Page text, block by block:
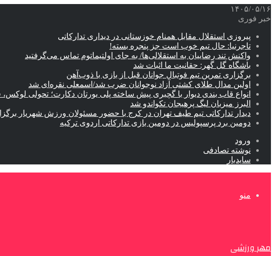
۱۴۰۵/۰۵/۱۶
خبر فوری
پیروزی استقلال مقابل همنام خوزستانی در دیداری تدارکاتی
تاجرنیا: حال تیم خوب است جز پنجره بسته!
واکنش تند رضاییان به استقلالی‌ها/ به جای اولتیماتوم تماس می‌گرفتید
باشگاه گل گهر: حقانیت ما اثبات شد
برگزاری تمرین تیم فوتبال جوانان قبل از بازی با ذوب‌آهن
اولین مدال طلای کشتی آزاد نوجوانان ضرب شد/اسمعلی نقره‌ای شد
انواع قاب بندی دیوار با گچبری پیش ساخته پلی یورتان دکارت؛ تحولی
البرز میزبان لیگ پرهیجان تکواندو شد
دیدار تدارکاتی تیم طیف تهران در کرج با حضور مسئولان ورزش شهریار
دومین برد پرسپولیس در دومین بازی تدارکاتی اردوی ترکیه
ورود
نوشته تصادفی
سایدبار
منو
مهر ورزشی